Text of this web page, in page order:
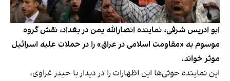
ابو ادریس شرفی، نماینده انصارالله یمن در بغداد، نقش گروه
موسوم به «مقاومت اسلامی در عراق» را در حملات علیه اسرائیل
موثر خواند.
این نماینده حوثی‌ها این اظهارات را در دیدار با حیدر غراوی،